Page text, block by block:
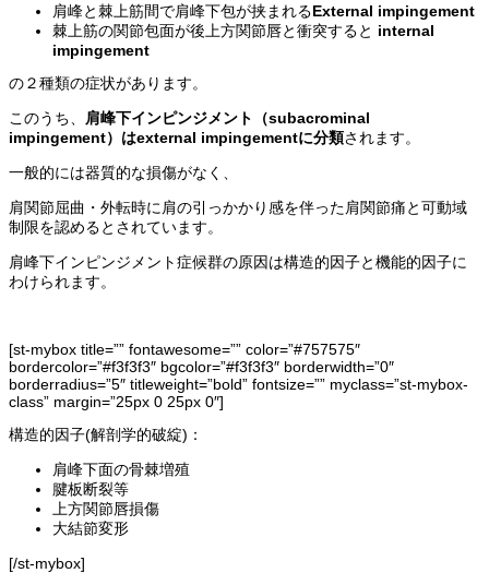
肩峰と棘上筋間で肩峰下包が挟まれるExternal impingement
棘上筋の関節包面が後上方関節唇と衝突すると internal
impingement
の２種類の症状があります。
このうち、
肩峰下インピンジメント（subacrominal
impingement）はexternal impingementに分類されます。
一般的には器質的な損傷がなく、
肩関節屈曲・外転時に肩の引っかかり感を伴った肩関節痛と可動域
制限を認めるとされています。
肩峰下インピンジメント症候群の原因は構造的因子と機能的因子に
わけられます。
[st-mybox title=”” fontawesome=”” color=”#757575″
bordercolor=”#f3f3f3″ bgcolor=”#f3f3f3″ borderwidth=”0″
borderradius=”5″ titleweight=”bold” fontsize=”” myclass=”st-mybox-
class” margin=”25px 0 25px 0″]
構造的因子(解剖学的破綻)：
肩峰下面の骨棘増殖
腱板断裂等
上方関節唇損傷
大結節変形
[/st-mybox]